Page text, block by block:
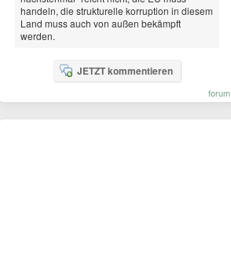
handeln, die strukturelle korruption in diesem
Land muss auch von außen bekämpft
werden.
JETZT kommentieren
forum